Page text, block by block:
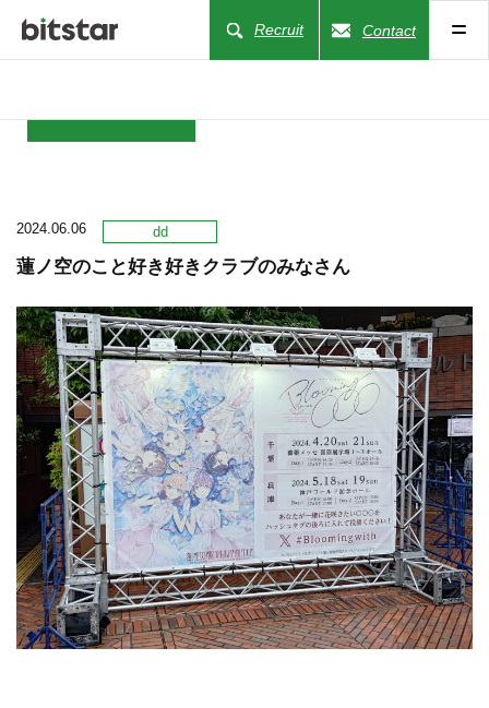
Recruit Contact
COMPANY
BUSINESS
WORKS
ACTION
RECRUIT
STAFF BLOG
CONTACT US
サイトマップ
2024.06.06 dd
蓮ノ空のこと好き好きクラブのみなさん